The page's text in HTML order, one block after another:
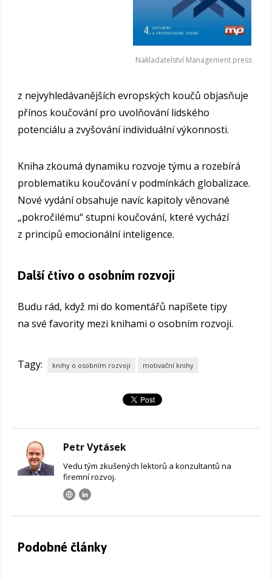
Nakladatelství Management press
z nejvyhledávanějších evropských koučů objasňuje
přínos koučování pro uvolňování lidského
potenciálu a zvyšování individuální výkonnosti.
Kniha zkoumá dynamiku rozvoje týmu a rozebírá
problematiku koučování v podmínkách globalizace.
Nové vydání obsahuje navíc kapitoly věnované
„pokročilému“ stupni koučování, které vychází
z principů emocionální inteligence.
Další čtivo o osobním rozvoji
Budu rád, když mi do komentářů napíšete tipy
na své favority mezi knihami o osobním rozvoji.
Tagy: knihy o osobním rozvoji motivační knihy
Petr Vytásek
Vedu tým zkušených lektorů a konzultantů na
firemní rozvoj.
Podobné články